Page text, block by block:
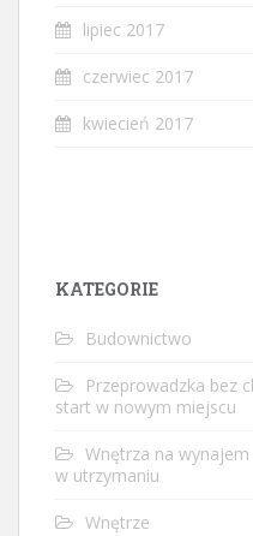
lipiec 2017
czerwiec 2017
kwiecień 2017
KATEGORIE
Budownictwo
Przeprowadzka bez
start w nowym miejscu
Wnętrza na wynajem
w utrzymaniu
Wnętrze